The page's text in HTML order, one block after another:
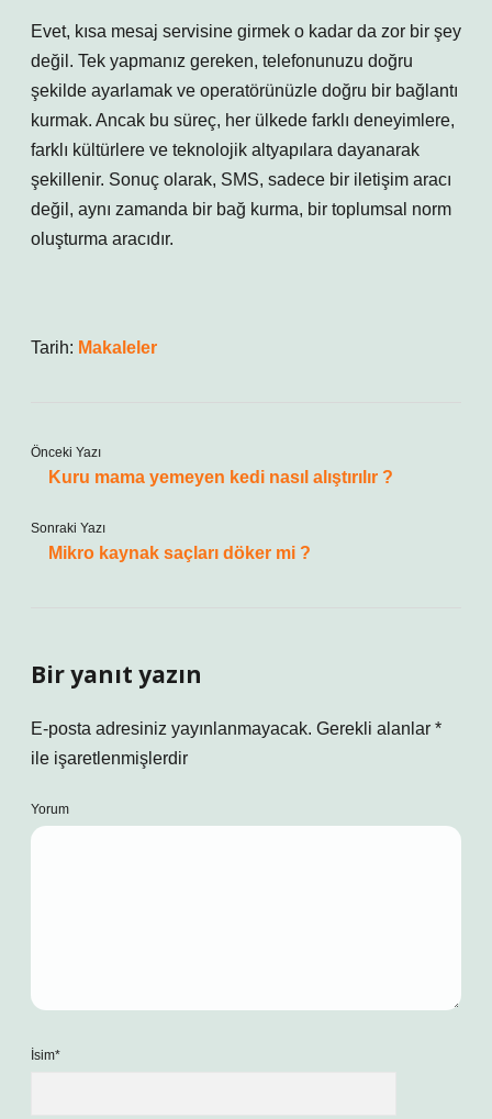
Evet, kısa mesaj servisine girmek o kadar da zor bir şey
değil. Tek yapmanız gereken, telefonunuzu doğru
şekilde ayarlamak ve operatörünüzle doğru bir bağlantı
kurmak. Ancak bu süreç, her ülkede farklı deneyimlere,
farklı kültürlere ve teknolojik altyapılara dayanarak
şekillenir. Sonuç olarak, SMS, sadece bir iletişim aracı
değil, aynı zamanda bir bağ kurma, bir toplumsal norm
oluşturma aracıdır.
Tarih: Makaleler
Önceki Yazı
Kuru mama yemeyen kedi nasıl alıştırılır ?
Sonraki Yazı
Mikro kaynak saçları döker mi ?
Bir yanıt yazın
E-posta adresiniz yayınlanmayacak. Gerekli alanlar *
ile işaretlenmişlerdir
Yorum
İsim*